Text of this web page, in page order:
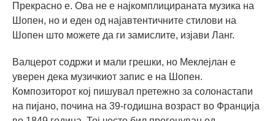
Прекрасно е. Ова не е најкомплицираната музика на
Шопен, но и еден од најавтентичните стилови на
Шопен што можете да ги замислите, изјави Ланг.
Валцерот содржи и мали грешки, но Меклејлан е
уверен дека музичкиот запис е на Шопен.
Композиторот кој пишувал претежно за солонастапи
на пијано, почина на 39-годишна возраст во Франција